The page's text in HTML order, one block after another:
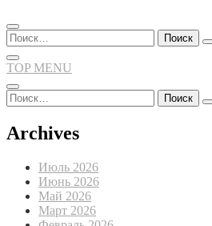
Найти:
TOP MENU
Найти:
Archives
Июль 2026
Июнь 2026
Май 2026
Март 2026